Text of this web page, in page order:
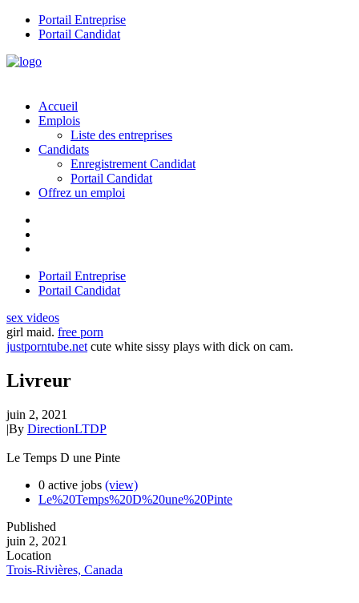
Portail Entreprise
Portail Candidat
Accueil
Emplois
Liste des entreprises
Candidats
Enregistrement Candidat
Portail Candidat
Offrez un emploi
Portail Entreprise
Portail Candidat
sex videos
girl maid. free porn
justporntube.net cute white sissy plays with dick on cam.
Livreur
juin 2, 2021
|By DirectionLTDP
Le Temps D une Pinte
0 active jobs (view)
Le%20Temps%20D%20une%20Pinte
Published
juin 2, 2021
Location
Trois-Rivières, Canada